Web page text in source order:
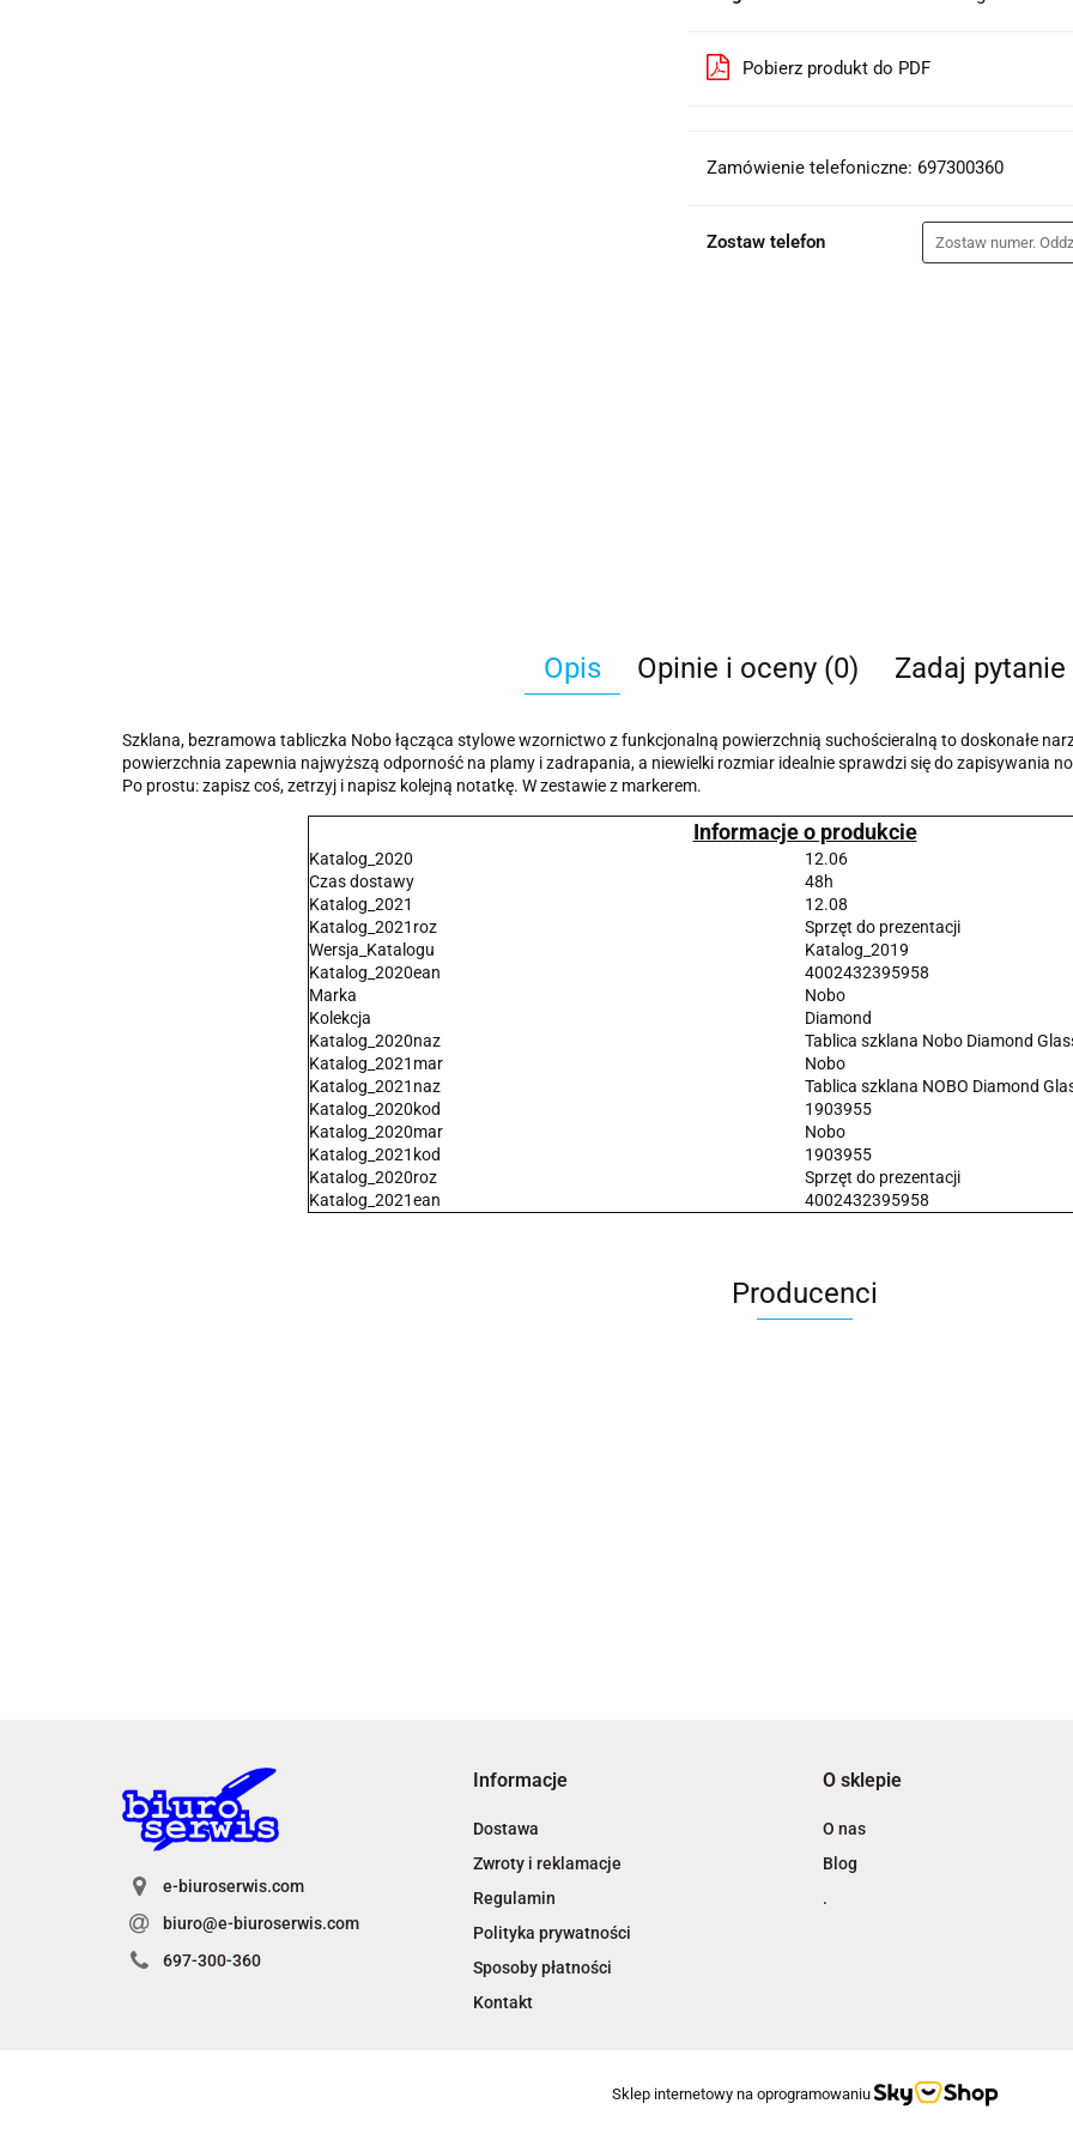
Pobierz produkt do PDF
Zamówienie telefoniczne: 697300360
Zostaw telefon
Opis Opinie i oceny (0) Zadaj pytanie
Szklana, bezramowa tabliczka Nobo łącząca stylowe wzornictwo z funkcjonalną powierzchnią suchościeralną to doskonałe
powierzchnia zapewnia najwyższą odporność na plamy i zadrapania, a niewielki rozmiar idealnie sprawdzi się do zapisywania
Po prostu: zapisz coś, zetrzyj i napisz kolejną notatkę. W zestawie z markerem.
Informacje o produkcie
Katalog_2020
12.06
Czas dostawy
48h
Katalog_2021
12.08
Katalog_2021roz
Sprzęt do prezentacji
Wersja_Katalogu
Katalog_2019
Katalog_2020ean
4002432395958
Marka
Nobo
Kolekcja
Diamond
Katalog_2020naz
Tablica szklana Nobo Diamond
Katalog_2021mar
Nobo
Katalog_2021naz
Tablica szklana NOBO Diamond
Katalog_2020kod
1903955
Katalog_2020mar
Nobo
Katalog_2021kod
1903955
Katalog_2020roz
Sprzęt do prezentacji
Katalog_2021ean
4002432395958
Producenci
A4 Tech
e-biuroserwis.com
biuro@e-biuroserwis.com
697-300-360
Informacje
Dostawa
Zwroty i reklamacje
Regulamin
Polityka prywatności
Sposoby płatności
Kontakt
O sklepie
O nas
Blog
.
Sklep internetowy na oprogramowaniu